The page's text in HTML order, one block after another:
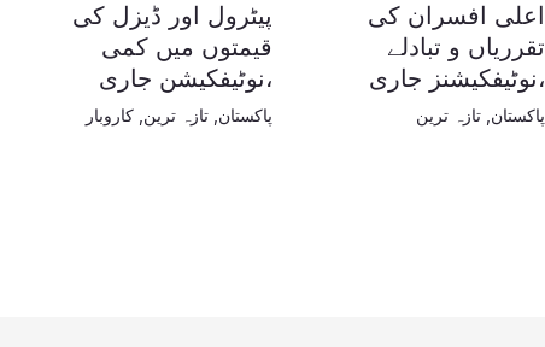
اعلی افسران کی
تقرریاں و تبادلے
،نوٹیفکیشنز جاری
پاکستان ,تازہ ترین
پیٹرول اور ڈیزل کی
قیمتوں میں کمی
،نوٹیفکیشن جاری
پاکستان ,تازہ ترین ,کاروبار